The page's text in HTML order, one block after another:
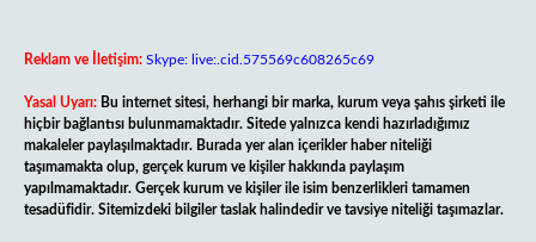
Reklam ve İletişim: Skype: live:.cid.575569c608265c69
Yasal Uyarı: Bu internet sitesi, herhangi bir marka, kurum veya şahıs şirketi ile
hiçbir bağlantısı bulunmamaktadır. Sitede yalnızca kendi hazırladığımız
makaleler paylaşılmaktadır. Burada yer alan içerikler haber niteliği
taşımamakta olup, gerçek kurum ve kişiler hakkında paylaşım
yapılmamaktadır. Gerçek kurum ve kişiler ile isim benzerlikleri tamamen
tesadüfidir. Sitemizdeki bilgiler taslak halindedir ve tavsiye niteliği taşımazlar.